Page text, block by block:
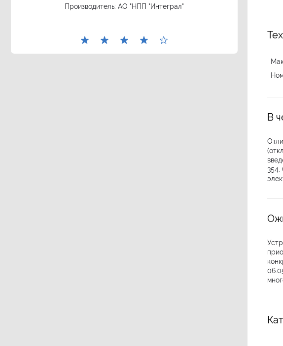
Производитель: АО "НПП "Интеграл"
В
354.